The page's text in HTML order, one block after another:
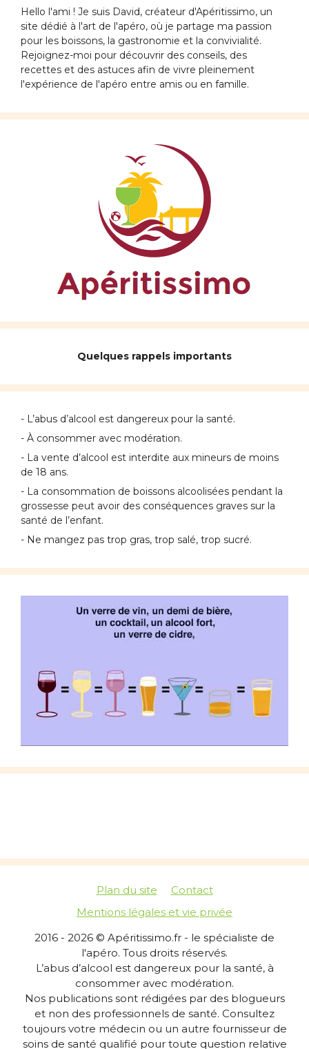
Hello l'ami ! Je suis David, créateur d'Apéritissimo, un
site dédié à l'art de l'apéro, où je partage ma passion
pour les boissons, la gastronomie et la convivialité.
Rejoignez-moi pour découvrir des conseils, des
recettes et des astuces afin de vivre pleinement
l'expérience de l'apéro entre amis ou en famille.
Quelques rappels importants
- L’abus d’alcool est dangereux pour la santé.
- À consommer avec modération.
- La vente d’alcool est interdite aux mineurs de moins
de 18 ans.
- La consommation de boissons alcoolisées pendant la
grossesse peut avoir des conséquences graves sur la
santé de l’enfant.
- Ne mangez pas trop gras, trop salé, trop sucré.
Plan du site
Contact
Mentions légales et vie privée
2016 - 2026 © Apéritissimo.fr - le spécialiste de
l'apéro. Tous droits réservés.
L’abus d’alcool est dangereux pour la santé, à
consommer avec modération.
Nos publications sont rédigées par des blogueurs
et non des professionnels de santé. Consultez
toujours votre médecin ou un autre fournisseur de
soins de santé qualifié pour toute question relative